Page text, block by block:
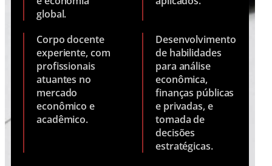
global.
Corpo docente
experiente, com
profissionais
atuantes no
mercado
econômico e
acadêmico.
Desenvolvimento
de habilidades
para análise
econômica,
finanças públicas
e privadas, e
tomada de
decisões
estratégicas.